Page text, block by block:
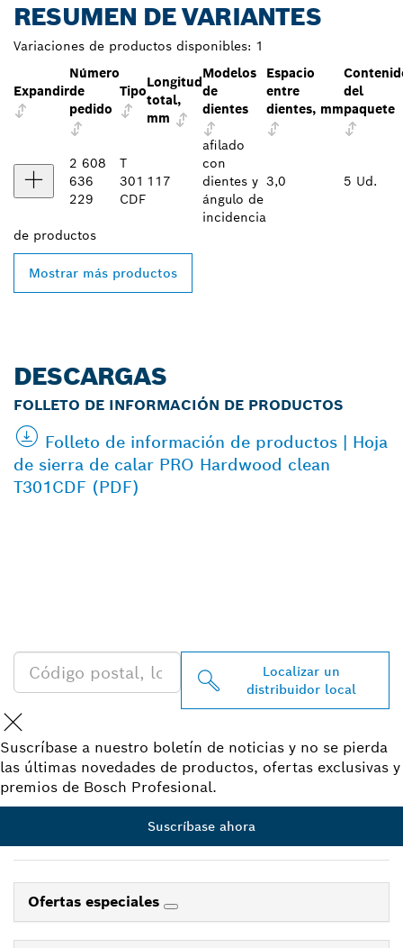
RESUMEN DE VARIANTES
Variaciones de productos disponibles: 1
Expandir
Número
de
pedido
Tipo
Longitud
total,
mm
Modelos
de
dientes
Espacio
entre
dientes, mm
del
paquete
2 608
636
229
T
301
CDF
117
afilado
con
dientes y
ángulo de
incidencia
3,0 5 Ud.
de productos
Mostrar más productos
DESCARGAS
FOLLETO DE INFORMACIÓN DE PRODUCTOS
Folleto de información de productos | Hoja
de sierra de calar PRO Hardwood clean
T301CDF (PDF)
Localizar un
distribuidor local
Suscríbase a nuestro boletín de noticias y no se pierda
las últimas novedades de productos, ofertas exclusivas y
premios de Bosch Profesional.
Suscríbase ahora
Ofertas especiales